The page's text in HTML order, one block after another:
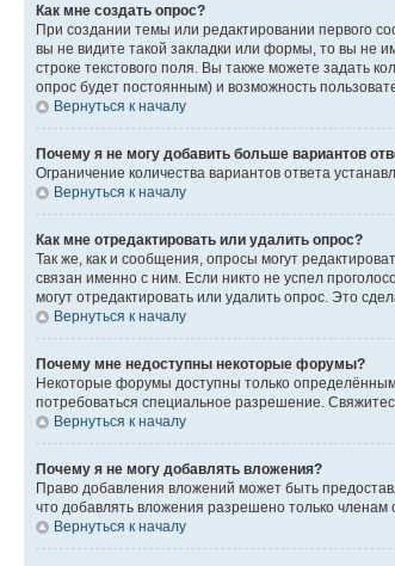
Как мне создать опрос?
При создании темы или редактировании первого
вы не видите такой закладки или формы, то вы не
строке текстового поля. Вы также можете задать
опрос будет постоянным) и возможность
Вернуться к началу
Почему я не могу добавить больше вариантов
Ограничение количества вариантов ответа
Вернуться к началу
Как мне отредактировать или удалить опрос?
Так же, как и сообщения, опросы могут
связан именно с ним. Если никто не успел
могут отредактировать или удалить опрос. Это
Вернуться к началу
Почему мне недоступны некоторые форумы?
Некоторые форумы доступны только
потребоваться специальное разрешение.
Вернуться к началу
Почему я не могу добавлять вложения?
Право добавления вложений может быть
что добавлять вложения разрешено только
Вернуться к началу